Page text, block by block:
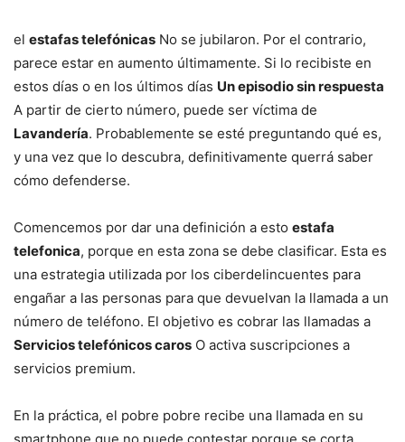
el estafas telefónicas No se jubilaron. Por el contrario,
parece estar en aumento últimamente. Si lo recibiste en
estos días o en los últimos días Un episodio sin respuesta
A partir de cierto número, puede ser víctima de
Lavandería. Probablemente se esté preguntando qué es,
y una vez que lo descubra, definitivamente querrá saber
cómo defenderse.
Comencemos por dar una definición a esto estafa
telefonica, porque en esta zona se debe clasificar. Esta es
una estrategia utilizada por los ciberdelincuentes para
engañar a las personas para que devuelvan la llamada a un
número de teléfono. El objetivo es cobrar las llamadas a
Servicios telefónicos caros O activa suscripciones a
servicios premium.
En la práctica, el pobre pobre recibe una llamada en su